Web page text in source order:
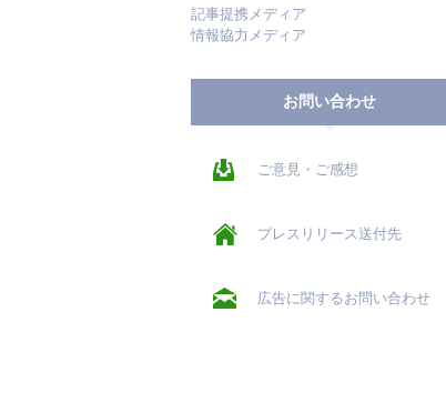
記事提携メディア
情報協力メディア
お問い合わせ
ご意見・ご感想
プレスリリース送付先
広告に関するお問い合わせ